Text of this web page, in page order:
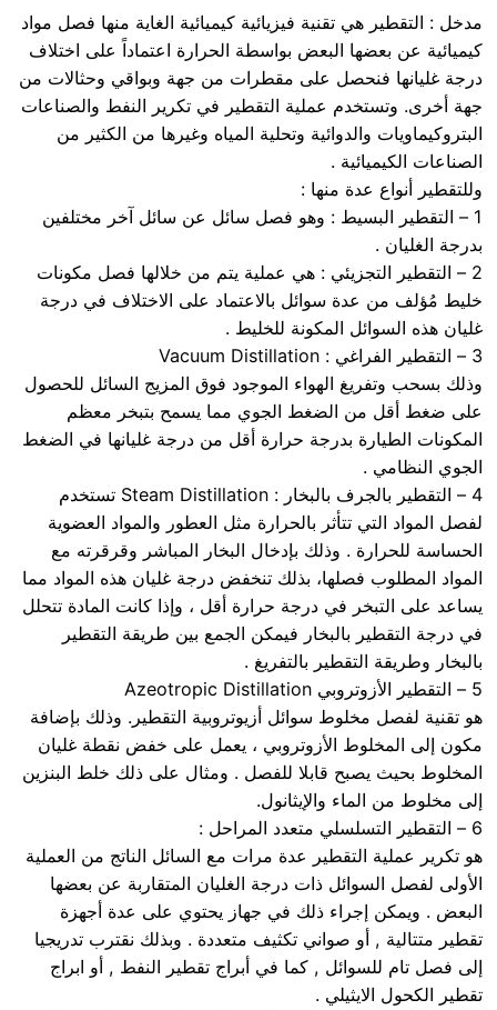
مدخل : التقطير هي تقنية فيزيائية كيميائية الغاية منها فصل مواد
كيميائية عن بعضها البعض بواسطة الحرارة اعتماداً على اختلاف
درجة غليانها فنحصل على مقطرات من جهة وبواقي وحثالات من
جهة أخرى. وتستخدم عملية التقطير في تكرير النفط والصناعات
البتروكيماويات والدوائية وتحلية المياه وغيرها من الكثير من
الصناعات الكيميائية .
وللتقطير أنواع عدة منها :
1 – التقطير البسيط : وهو فصل سائل عن سائل آخر مختلفين
بدرجة الغليان .
2 – التقطير التجزيئي : هي عملية يتم من خلالها فصل مكونات
خليط مُؤلف من عدة سوائل بالاعتماد على الاختلاف في درجة
غليان هذه السوائل المكونة للخليط .
3 – التقطير الفراغي : Vacuum Distillation
وذلك بسحب وتفريغ الهواء الموجود فوق المزيج السائل للحصول
على ضغط أقل من الضغط الجوي مما يسمح بتبخر معظم
المكونات الطيارة بدرجة حرارة أقل من درجة غليانها في الضغط
الجوي النظامي .
4 – التقطير بالجرف بالبخار : Steam Distillation تستخدم
لفصل المواد التي تتأثر بالحرارة مثل العطور والمواد العضوية
الحساسة للحرارة . وذلك بإدخال البخار المباشر وقرقرته مع
المواد المطلوب فصلها، بذلك تنخفض درجة غليان هذه المواد مما
يساعد على التبخر في درجة حرارة أقل ، وإذا كانت المادة تتحلل
في درجة التقطير بالبخار فيمكن الجمع بين طريقة التقطير
بالبخار وطريقة التقطير بالتفريغ .
5 – التقطير الأزوتروبي Azeotropic Distillation
هو تقنية لفصل مخلوط سوائل أزيوتروبية التقطير. وذلك بإضافة
مكون إلى المخلوط الأزوتروبي ، يعمل على خفض نقطة غليان
المخلوط بحيث يصبح قابلا للفصل . ومثال على ذلك خلط البنزين
إلى مخلوط من الماء والإيثانول.
6 – التقطير التسلسلي متعدد المراحل :
هو تكرير عملية التقطير عدة مرات مع السائل الناتج من العملية
الأولى لفصل السوائل ذات درجة الغليان المتقاربة عن بعضها
البعض . ويمكن إجراء ذلك في جهاز يحتوي على عدة أجهزة
تقطير متتالية , أو صواني تكثيف متعددة . وبذلك نقترب تدريجيا
إلى فصل تام للسوائل , كما في أبراج تقطير النفط , أو ابراج
تقطير الكحول الايثيلي .